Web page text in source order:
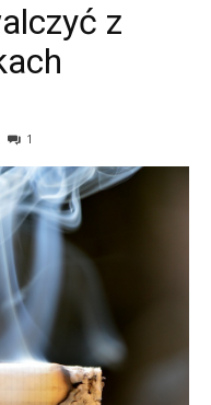
z
1